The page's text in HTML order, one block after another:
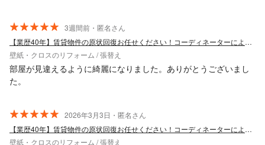
3週間前・匿名さん
【業歴40年】賃貸物件の原状回復お任せください！コーディネーターによる最適提案◎
壁紙・クロスのリフォーム / 張替え
部屋が見違えるように綺麗になりました。ありがとうございまし
た。
2026年3月3日・匿名さん
【業歴40年】賃貸物件の原状回復お任せください！コーディネーターによる最適提案◎
壁紙・クロスのリフォーム / 張替え